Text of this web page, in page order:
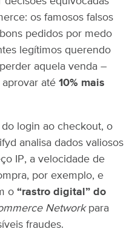
os famosos falsos
pedidos por medo
legítimos querendo
aquela venda –
até 10% mais
login ao checkout, o
analisa dados valiosos
IP, a velocidade de
por exemplo, e
o “rastro digital” do
Network para
fraudes.